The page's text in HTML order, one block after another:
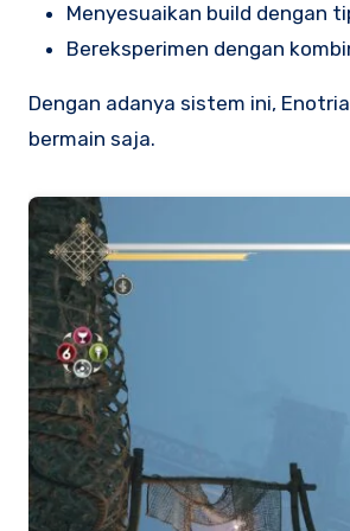
Menyesuaikan build dengan
Bereksperimen dengan
Dengan adanya sistem ini,
bermain saja.